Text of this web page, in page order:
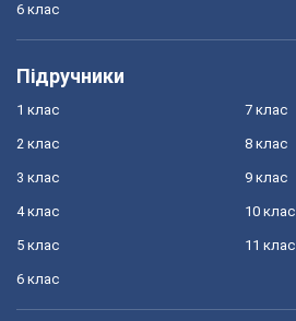
6 клас
Підручники
1 клас
2 клас
3 клас
4 клас
5 клас
6 клас
7 клас
8 клас
9 клас
10 клас
11 клас